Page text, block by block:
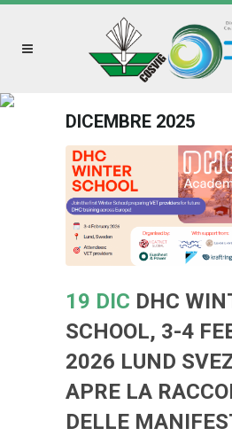
DICEMBRE 2025
19 DIC DHC
SCHOOL, 3-4
2026 LUND
APRE LA
DELLE